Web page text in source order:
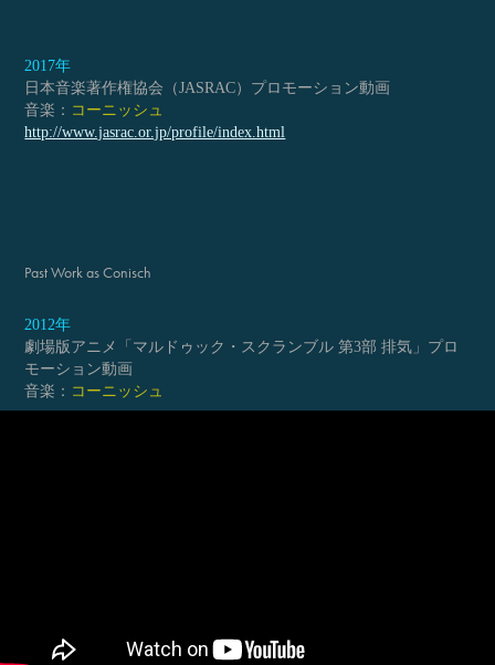
2017年
日本音楽著作権協会（JASRAC）プロモーション動画
音楽： コーニッシュ
http://www.jasrac.or.jp/profile/index.html
Past Work as Conisch
2012年
劇場版アニメ「マルドゥック・スクランブル 第3部 排気」プロ
モーション動画
音楽： コーニッシュ